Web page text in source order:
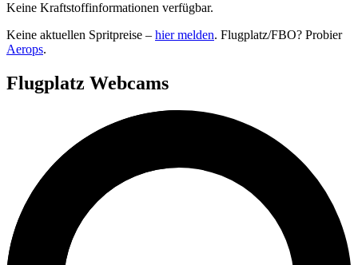
Keine Kraftstoffinformationen verfügbar.
Keine aktuellen Spritpreise – hier melden. Flugplatz/FBO? Probier
Aerops.
Flugplatz Webcams